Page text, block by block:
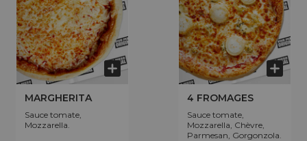
MARGHERITA
Sauce tomate,
Mozzarella.
4 FROMAGES
Sauce tomate,
Mozzarella, Chèvre,
Parmesan, Gorgonzola.